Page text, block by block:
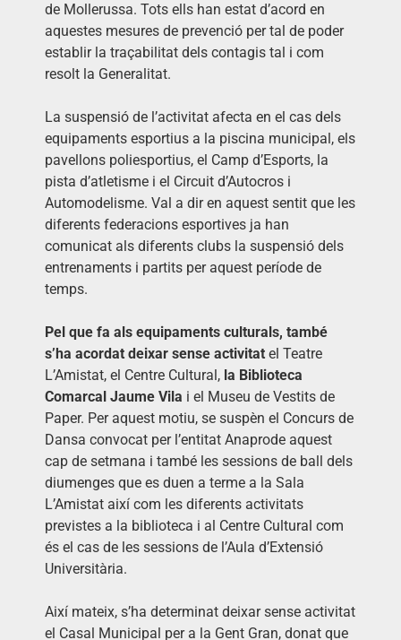
de Mollerussa. Tots ells han estat d’acord en
aquestes mesures de prevenció per tal de poder
establir la traçabilitat dels contagis tal i com
resolt la Generalitat.
La suspensió de l’activitat afecta en el cas dels
equipaments esportius a la piscina municipal, els
pavellons poliesportius, el Camp d’Esports, la
pista d’atletisme i el Circuit d’Autocros i
Automodelisme. Val a dir en aquest sentit que les
diferents federacions esportives ja han
comunicat als diferents clubs la suspensió dels
entrenaments i partits per aquest període de
temps.
Pel que fa als equipaments culturals, també
s’ha acordat deixar sense activitat el Teatre
L’Amistat, el Centre Cultural, la Biblioteca
Comarcal Jaume Vila i el Museu de Vestits de
Paper. Per aquest motiu, se suspèn el Concurs de
Dansa convocat per l’entitat Anaprode aquest
cap de setmana i també les sessions de ball dels
diumenges que es duen a terme a la Sala
L’Amistat així com les diferents activitats
previstes a la biblioteca i al Centre Cultural com
és el cas de les sessions de l’Aula d’Extensió
Universitària.
Així mateix, s’ha determinat deixar sense activitat
el Casal Municipal per a la Gent Gran, donat que